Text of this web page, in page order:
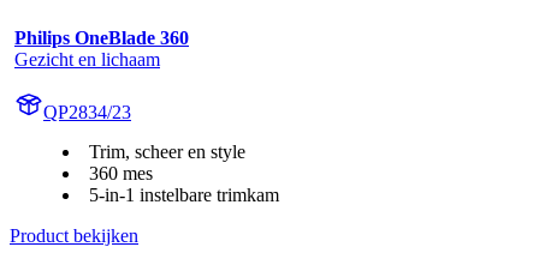
Philips OneBlade 360
Gezicht en lichaam
QP2834/23
Trim, scheer en style
360 mes
5-in-1 instelbare trimkam
Product bekijken